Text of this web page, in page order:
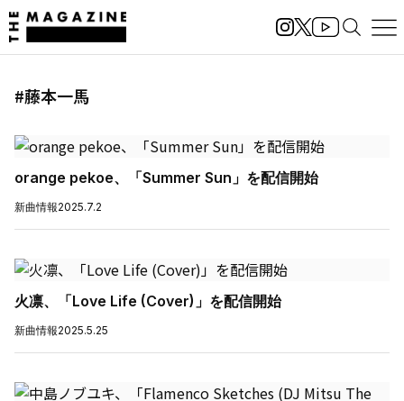
#藤本一馬
orange pekoe、「Summer Sun」を配信開始
新曲情報2025.7.2
火凛、「Love Life (Cover)」を配信開始
新曲情報2025.5.25